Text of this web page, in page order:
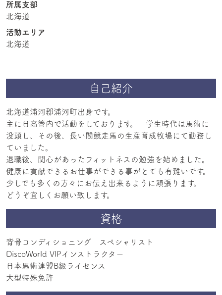
所属支部
北海道
活動エリア
北海道
自己紹介
北海道浦河郡浦河町出身です。
主に日高管内で活動をしております。 学生時代は馬術に
没頭し、その後、長い間競走馬の生産育成牧場にて勤務し
ていました。
退職後、関心があったフィットネスの勉強を始めました。
健康に貢献できるお仕事ができる事がとても有難いです。
少しでも多くの方々にお伝え出来るように頑張ります。
どうぞ宜しくお願い致します。
資格
背骨コンディショニング スペシャリスト
DiscoWorld VIPインストラクター
日本馬術連盟B級ライセンス
大型特殊免許